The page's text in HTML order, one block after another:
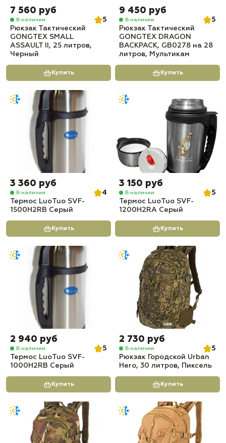
7 560 руб
В наличии
5
Рюкзак Тактический
GONGTEX SMALL
ASSAULT II, 25 литров,
Черный
Купить
9 450 руб
В наличии
5
Рюкзак Тактический
GONGTEX DRAGON
BACKPACK, GB0278 на 28
литров, Мультикам
Купить
3 360 руб
В наличии
4
Термос LuoTuo SVF-
1500H2RB Серый
Купить
3 150 руб
В наличии
5
Термос LuoTuo SVF-
1200H2RA Серый
Купить
2 940 руб
В наличии
5
Термос LuoTuo SVF-
1000H2RB Серый
Купить
2 730 руб
В наличии
5
Рюкзак Городской Urban
Hero, 30 литров, Пиксель
Купить